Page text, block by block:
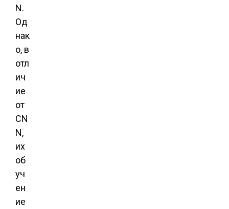
N.
Од
нак
о, в
отл
ич
ие
от
CN
N,
их
об
уч
ен
ие